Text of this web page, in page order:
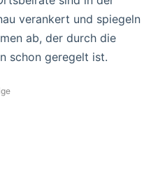
verankert und spiegeln
ab, der durch die
schon geregelt ist.